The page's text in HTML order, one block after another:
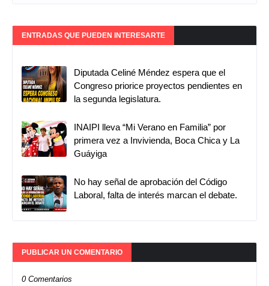
ENTRADAS QUE PUEDEN INTERESARTE
Diputada Celiné Méndez espera que el
Congreso priorice proyectos pendientes en
la segunda legislatura.
INAIPI lleva “Mi Verano en Familia” por
primera vez a Invivienda, Boca Chica y La
Guáyiga
No hay señal de aprobación del Código
Laboral, falta de interés marcan el debate.
PUBLICAR UN COMENTARIO
0 Comentarios